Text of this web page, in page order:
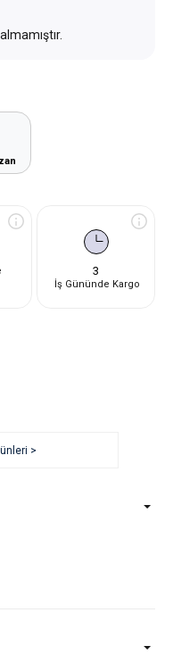
3
İş Gününde Kargo
>